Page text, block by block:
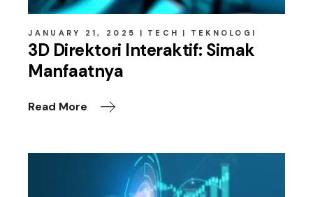
JANUARY 21, 2025 TECH TEKNOLOGI
3D Direktori Interaktif: Simak
Manfaatnya
Read More